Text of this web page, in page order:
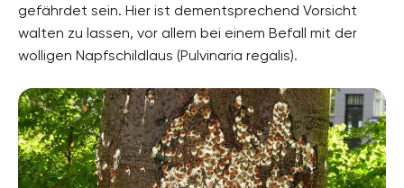
gefährdet sein. Hier ist dementsprechend Vorsicht
walten zu lassen, vor allem bei einem Befall mit der
wolligen Napfschildlaus (Pulvinaria regalis).